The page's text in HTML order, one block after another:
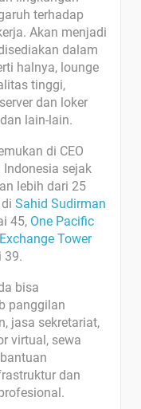
terhadap
Akan menjadi
dalam
halnya, lounge
tinggi,
dan loker
lain-lain.
di CEO
Indonesia sejak
lebih dari 25
Sahid Sudirman
45, One Pacific
Tower
39.
bisa
panggilan
jasa sekretariat,
virtual, sewa
dan